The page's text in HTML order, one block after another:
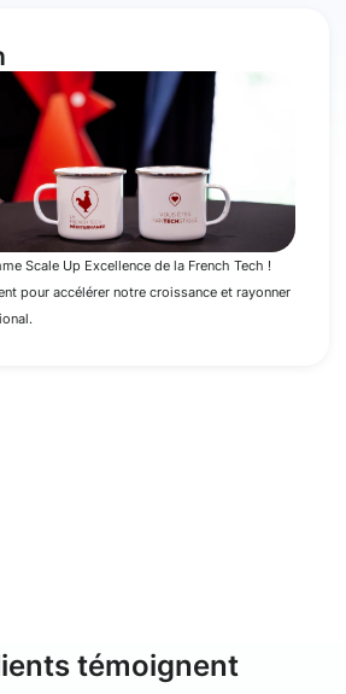
Scale Up Excellence de la French Tech !
pour accélérer notre croissance et rayonner
témoignent